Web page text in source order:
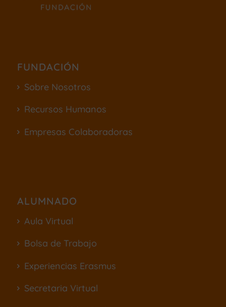
FUNDACIÓN
Sobre Nosotros
Recursos Humanos
Empresas Colaboradoras
ALUMNADO
Aula Virtual
Bolsa de Trabajo
Experiencias Erasmus
Secretaria Virtual